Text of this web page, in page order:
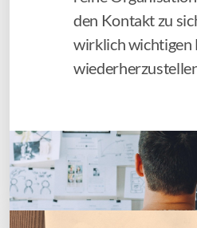
den Kontakt zu
wirklich wichtigen